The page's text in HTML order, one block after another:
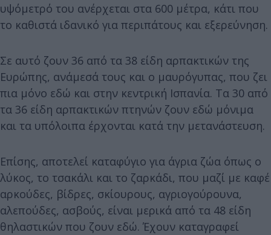
υψόμετρό του ανέρχεται στα 600 μέτρα, κάτι που
το καθιστά ιδανικό για περιπάτους και εξερεύνηση.
Σε αυτό ζουν 36 από τα 38 είδη αρπακτικών της
Ευρώπης, ανάμεσά τους και ο μαυρόγυπας, που ζει
πια μόνο εδώ και στην κεντρική Ισπανία. Τα 30 από
τα 36 είδη αρπακτικών πτηνών ζουν εδώ μόνιμα
και τα υπόλοιπα έρχονται κατά την μετανάστευση.
Επίσης, αποτελεί καταφύγιο για άγρια ζώα όπως ο
λύκος, το τσακάλι και το ζαρκάδι, που μαζί με καφέ
αρκούδες, βίδρες, σκίουρους, αγριογούρουνα,
αλεπούδες, ασβούς, είναι μερικά από τα 48 είδη
θηλαστικών που ζουν εδώ. Έχουν καταγραφεί